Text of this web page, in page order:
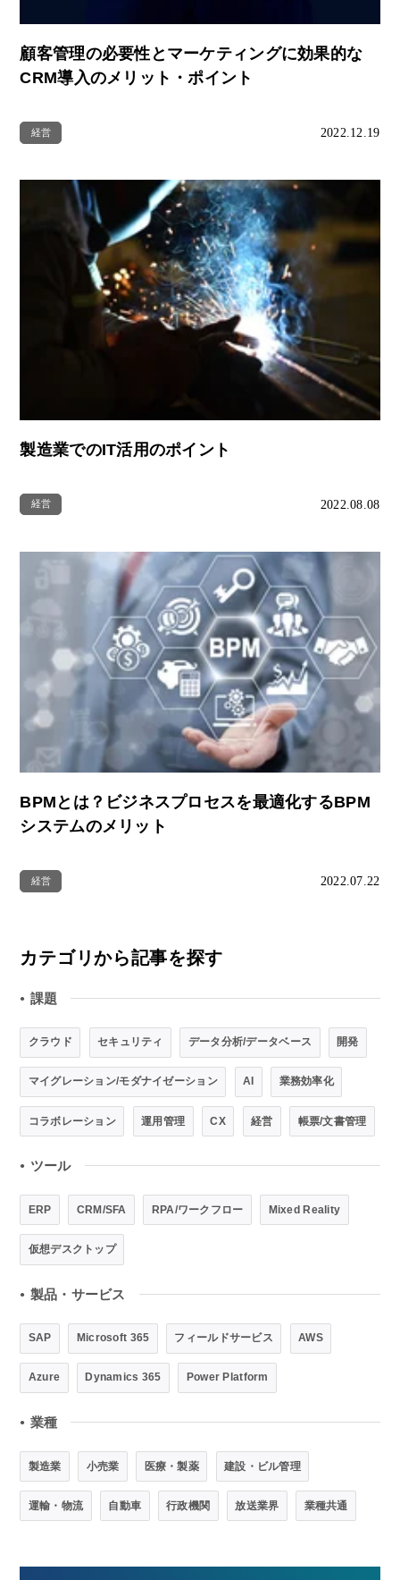
顧客管理の必要性とマーケティングに効果的な
CRM導入のメリット・ポイント
経営 2022.12.19
製造業でのIT活用のポイント
経営 2022.08.08
BPMとは？ビジネスプロセスを最適化するBPM
システムのメリット
経営 2022.07.22
カテゴリから記事を探す
● 課題
クラウド セキュリティ データ分析/データベース 開発
マイグレーション/モダナイゼーション AI 業務効率化
コラボレーション 運用管理 CX 経営 帳票/文書管理
● ツール
ERP CRM/SFA RPA/ワークフロー Mixed Reality
仮想デスクトップ
● 製品・サービス
SAP Microsoft 365 フィールドサービス AWS
Azure Dynamics 365 Power Platform
● 業種
製造業 小売業 医療・製薬 建設・ビル管理
運輸・物流 自動車 行政機関 放送業界 業種共通